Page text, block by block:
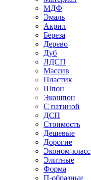
МДФ
Эмаль
Акрил
Береза
Дерево
Дуб
ЛДСП
Массив
Пластик
Шпон
Экошпон
С патиной
ДСП
Стоимость
Дешевые
Дорогие
Эконом-класс
Элитные
Форма
П-образные